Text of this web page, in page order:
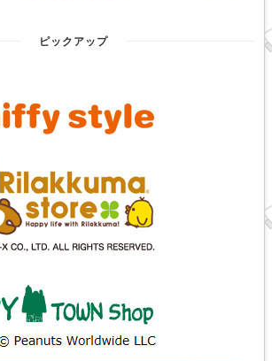
ピックアップ